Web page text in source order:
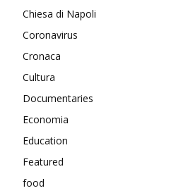
Chiesa di Napoli
Coronavirus
Cronaca
Cultura
Documentaries
Economia
Education
Featured
food